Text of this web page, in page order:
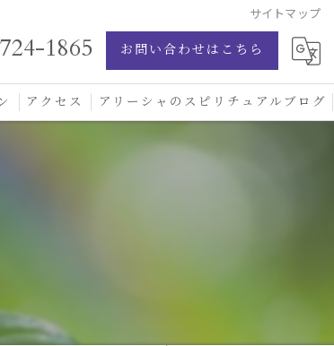
サイトマップ
1865 お問い合わせはこちら
アクセス アリーシャのスピリチュアルブログ